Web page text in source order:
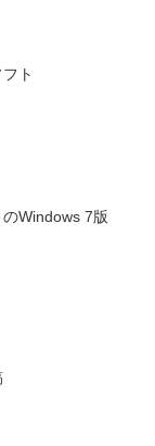
ト
Windows 7版